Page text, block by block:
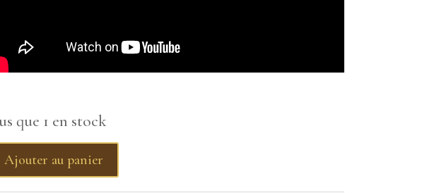
que 1 en stock
Ajouter au panier